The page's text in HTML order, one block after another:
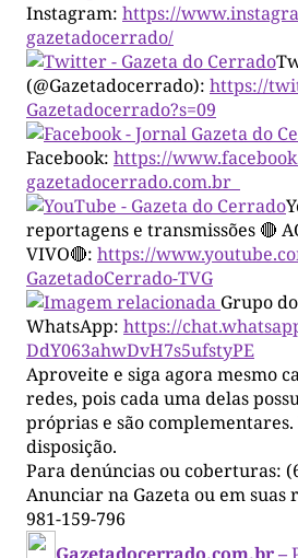
Instagram: https://
gazetadocerrado/
(@Gazetadocerrado): https://
Gazetadocerrado?s=09
Facebook: https://
gazetadocerrado.com.br
reportagens e transmissões 🔴
VIVO🔴: https://
GazetadoCerrado-TVG
Grupo do
WhatsApp: https://
DdY063ahwDvH7s5ufstyPE
Aproveite e siga agora mesmo
redes, pois cada uma delas
próprias e são complementares.
disposição.
Para denúncias ou coberturas:
Anunciar na Gazeta ou em suas
981-159-796